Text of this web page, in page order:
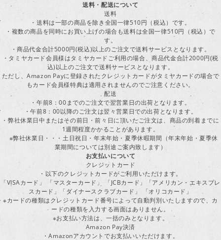
送料・配送について
送料
・送料は一部の商品を除き全国一律510円（税込）です。
・複数の商品を同時にお買い上げの場合も送料は全国一律510円（税込）で
す。
・商品代金合計5000円(税込)以上のご注文で送料サービスとなります。
・タミヤカード会員様はタミヤカードご利用の場合、商品代金合計2000円(税
込)以上のご注文で送料サービスとなります。
ただし、Amazon Payに登録されたクレジットカードがタミヤカードの場合で
もカード会員様特典は適用されませんのでご注意ください。
配送
・午前8：00までのご注文で翌営業日の出荷となります。
・午前8：00以降のご注文は翌々営業日での出荷となります。
・弊社休業日中またはその前日・前々日に頂いたご注文は、商品の到着までに
1週間程度かかることがあります。
※弊社休業日・・・土日祝日・年末年始・夏季休暇期間（年末年始・夏季休
業期間については別途ご案内致します）
お支払いについて
クレジットカード
・以下のクレジットカードがご利用いただけます。
「VISAカード」 「マスターカード」 「JCBカード」「アメリカン・エキスプレ
スカード」「ダイナースクラブカード」 「オリコカード」
※カードの種類はクレジットカード番号によって自動判別いたしますので、カ
ードの種類を入力する画面はありません。
※お支払い方法は、一括のみとなります。
Amazon Pay決済
・Amazonアカウントでお支払いいただけます。